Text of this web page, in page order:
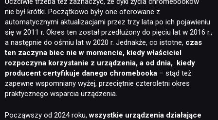
PUBLICYSTYKA
KULTURA
RETRO
nie był krótki. Początkowo były one oferowane z
automatycznymi aktualizacjami przez trzy lata po ich pojawieniu
się w 2011 r. Okres ten został przedłużony do pięciu lat w 2016 r.,
a następnie do ośmiu lat w 2020 r. Jednakże, co istotne, czas
ten zaczyna biec nie w momencie, kiedy właściciel
rozpoczyna korzystanie z urządzenia, a od dnia,
kiedy
producent certyfikuje danego chromebooka – stąd też
zapewne wspomniany wyżej, przeciętnie czteroletni okres
praktycznego wsparcia urządzenia.
Począwszy od 2024 roku,wszystkie urządzenia działające